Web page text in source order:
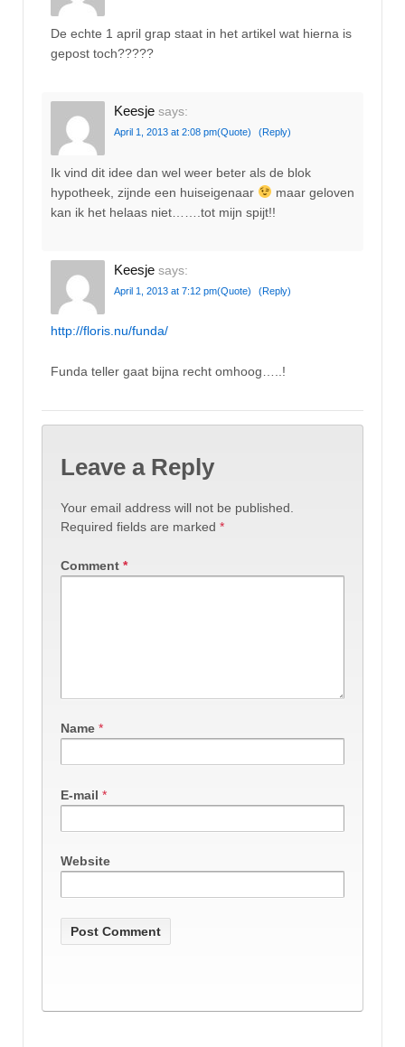
De echte 1 april grap staat in het artikel wat hierna is
gepost toch?????
Keesje says:
April 1, 2013 at 2:08 pm(Quote) (Reply)
Ik vind dit idee dan wel weer beter als de blok
hypotheek, zijnde een huiseigenaar
maar geloven
kan ik het helaas niet…….tot mijn spijt!!
Keesje says:
April 1, 2013 at 7:12 pm(Quote) (Reply)
http://floris.nu/funda/
Funda teller gaat bijna recht omhoog…..!
Leave a Reply
Your email address will not be published.
Required fields are marked *
Comment *
Name *
E-mail *
Website